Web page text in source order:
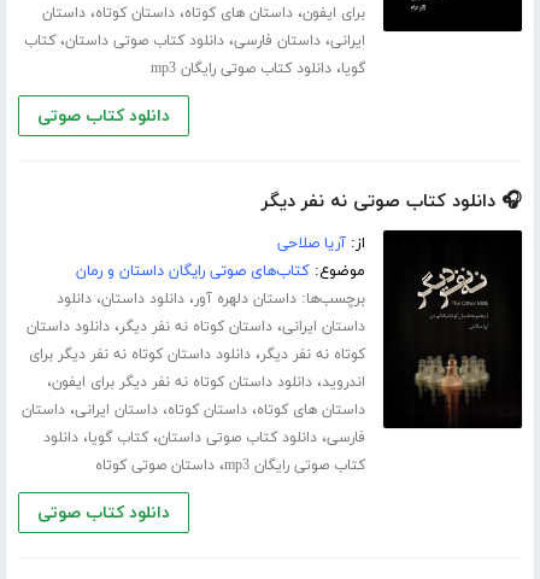
برای ایفون،داستان های کوتاه،داستان کوتاه،داستان
ایرانی،داستان فارسی،دانلود کتاب صوتی داستان،کتاب
گویا،دانلود کتاب صوتی رایگان mp3
دانلود کتاب صوتی
🎧 دانلود کتاب صوتی نه نفر دیگر
از:آریا صلاحی
موضوع:کتاب‌های صوتی رایگان داستان و رمان
برچسب‌ها:داستان دلهره آور،دانلود داستان،دانلود
داستان ایرانی،داستان کوتاه نه نفر دیگر،دانلود داستان
کوتاه نه نفر دیگر،دانلود داستان کوتاه نه نفر دیگر برای
اندروید،دانلود داستان کوتاه نه نفر دیگر برای ایفون،
داستان های کوتاه،داستان کوتاه،داستان ایرانی،داستان
فارسی،دانلود کتاب صوتی داستان،کتاب گویا،دانلود
کتاب صوتی رایگان mp3
،داستان صوتی کوتاه
دانلود کتاب صوتی